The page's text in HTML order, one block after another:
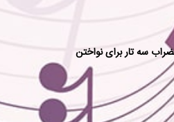
سه تار برای نواختن